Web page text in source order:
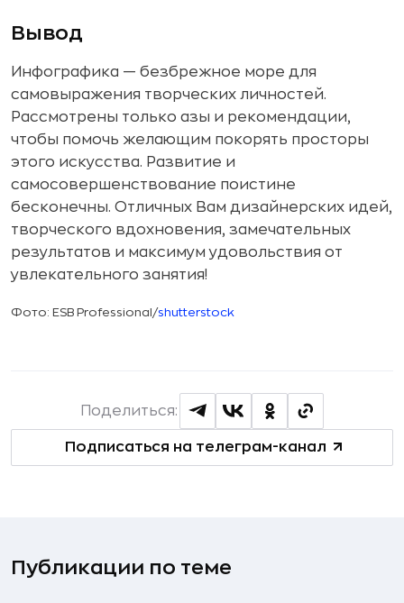
Вывод
Инфографика — безбрежное море для
самовыражения творческих личностей.
Рассмотрены только азы и рекомендации,
чтобы помочь желающим покорять просторы
этого искусства. Развитие и
самосовершенствование поистине
бесконечны. Отличных Вам дизайнерских идей,
творческого вдохновения, замечательных
результатов и максимум удовольствия от
увлекательного занятия!
Фото: ESB Professional/shutterstock
Подписаться на телеграм-канал
Поделиться:
Публикации по теме